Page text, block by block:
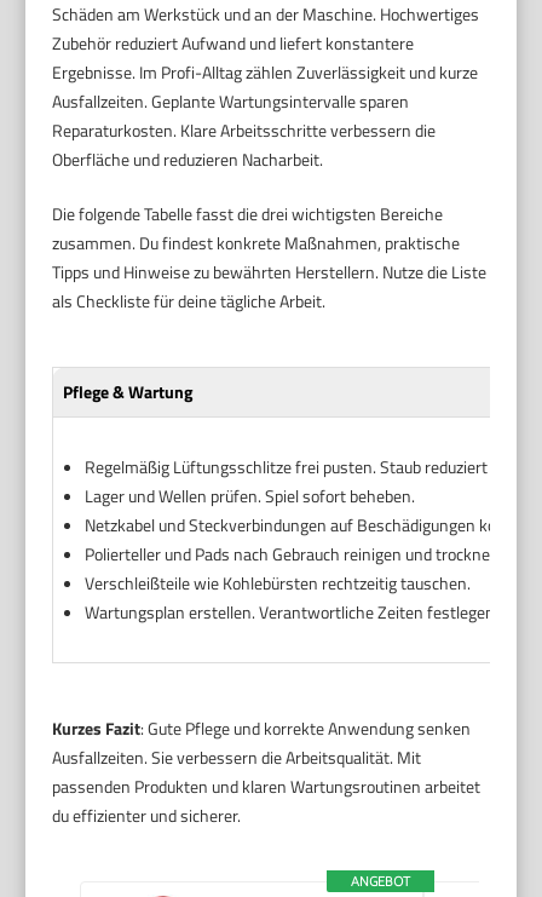
Schäden am Werkstück und an der Maschine. Hochwertiges
Zubehör reduziert Aufwand und liefert konstantere
Ergebnisse. Im Profi-Alltag zählen Zuverlässigkeit und kurze
Ausfallzeiten. Geplante Wartungsintervalle sparen
Reparaturkosten. Klare Arbeitsschritte verbessern die
Oberfläche und reduzieren Nacharbeit.
Die folgende Tabelle fasst die drei wichtigsten Bereiche
zusammen. Du findest konkrete Maßnahmen, praktische
Tipps und Hinweise zu bewährten Herstellern. Nutze die Liste
als Checkliste für deine tägliche Arbeit.
Pflege & Wartung
Regelmäßig Lüftungsschlitze frei pusten. Staub reduziert
Lager und Wellen prüfen. Spiel sofort beheben.
Netzkabel und Steckverbindungen auf Beschädigungen
Polierteller und Pads nach Gebrauch reinigen und trocknen.
Verschleißteile wie Kohlebürsten rechtzeitig tauschen.
Wartungsplan erstellen. Verantwortliche Zeiten festlegen.
Kurzes Fazit: Gute Pflege und korrekte Anwendung senken
Ausfallzeiten. Sie verbessern die Arbeitsqualität. Mit
passenden Produkten und klaren Wartungsroutinen arbeitet
du effizienter und sicherer.
ANGEBOT